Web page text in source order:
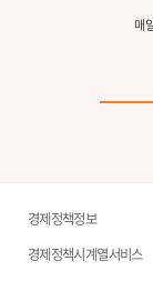
매
경제정책정보
경제정책시계열서비스